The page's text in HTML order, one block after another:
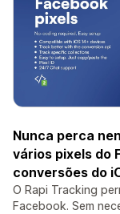
Nunca perca
vários pixels do
conversões do
O Rapi Tracking
Facebook. Sem